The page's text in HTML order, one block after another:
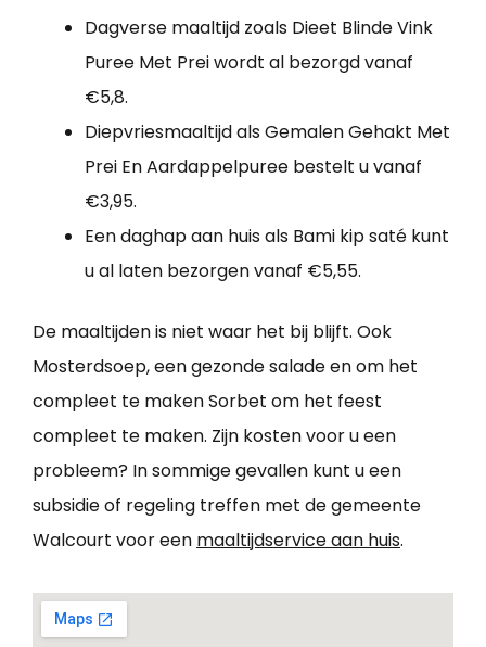
Dagverse maaltijd zoals Dieet Blinde Vink
Puree Met Prei wordt al bezorgd vanaf
€5,8.
Diepvriesmaaltijd als Gemalen Gehakt Met
Prei En Aardappelpuree bestelt u vanaf
€3,95.
Een daghap aan huis als Bami kip saté kunt
u al laten bezorgen vanaf €5,55.
De maaltijden is niet waar het bij blijft. Ook
Mosterdsoep, een gezonde salade en om het
compleet te maken Sorbet om het feest
compleet te maken. Zijn kosten voor u een
probleem? In sommige gevallen kunt u een
subsidie of regeling treffen met de gemeente
Walcourt voor een maaltijdservice aan huis.